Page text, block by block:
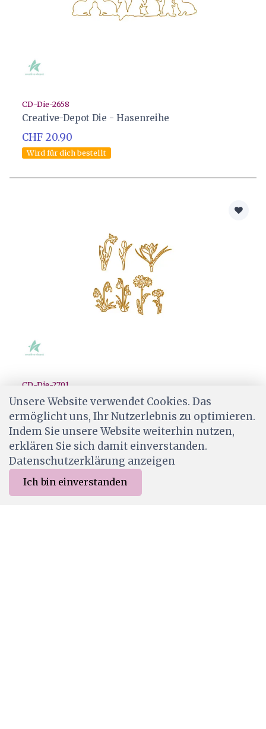
Merkliste Menu
CD-Die-2658
Creative-Depot Die - Hasenreihe
CHF 20.90
Wird für dich bestellt
CD-Die-2701
Creative-Depot Die - Kleine Frühlingsblumen
CHF 16.90
Wird für dich bestellt
Unsere Website verwendet Cookies. Das
ermöglicht uns, Ihr Nutzerlebnis zu optimieren.
Indem Sie unsere Website weiterhin nutzen,
erklären Sie sich damit einverstanden.
Datenschutzerklärung anzeigen
Ich bin einverstanden